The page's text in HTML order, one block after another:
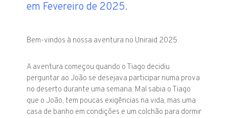
em Fevereiro de 2025.
Bem-vindos à nossa aventura no Uniraid 2025.
A aventura começou quando o Tiago decidiu
perguntar ao João se desejava participar numa prova
no deserto durante uma semana. Mal sabia o Tiago
que o João, tem poucas exigências na vida, mas uma
casa de banho em condições e um colchão para dormir